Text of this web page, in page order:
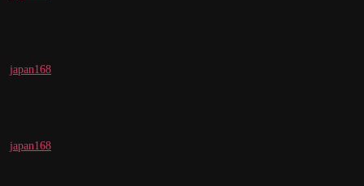
japan168
japan168